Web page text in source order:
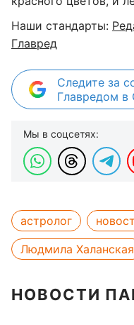
Наши стандарты:
Главред
Следите за
Главредом в
Мы в соцсетях:
астролог
Людмила Халанская
НОВОСТИ